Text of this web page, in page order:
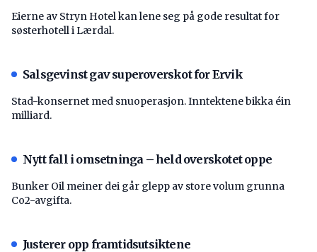
Eierne av Stryn Hotel kan lene seg på gode resultat for
søsterhotell i Lærdal.
Salsgevinst gav superoverskot for Ervik
Stad-konsernet med snuoperasjon. Inntektene bikka éin
milliard.
Nytt fall i omsetninga – held overskotet oppe
Bunker Oil meiner dei går glepp av store volum grunna
Co2-avgifta.
Justerer opp framtidsutsiktene